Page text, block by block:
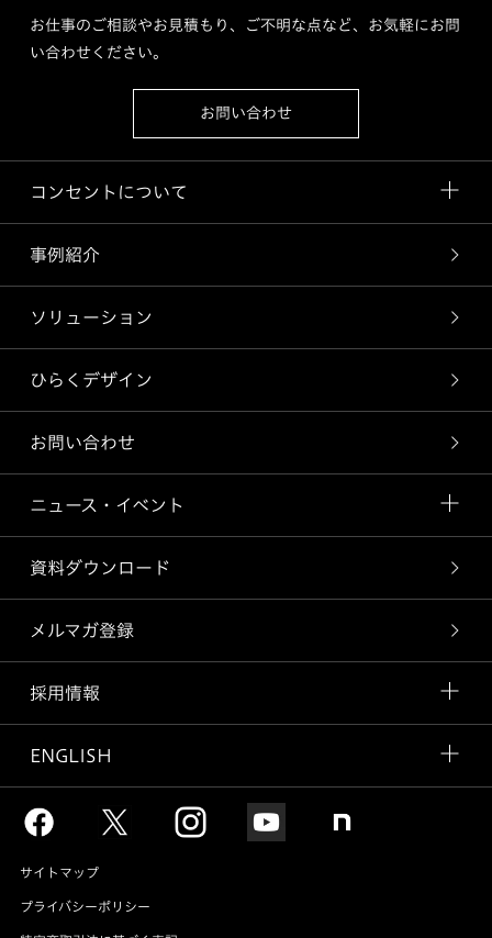
お仕事のご相談やお見積もり、ご不明な点など、お気軽にお問
い合わせください。
お問い合わせ
コンセントについて
事例紹介
ソリューション
ひらくデザイン
お問い合わせ
ニュース・イベント
資料ダウンロード
メルマガ登録
採用情報
ENGLISH
サイトマップ
プライバシーポリシー